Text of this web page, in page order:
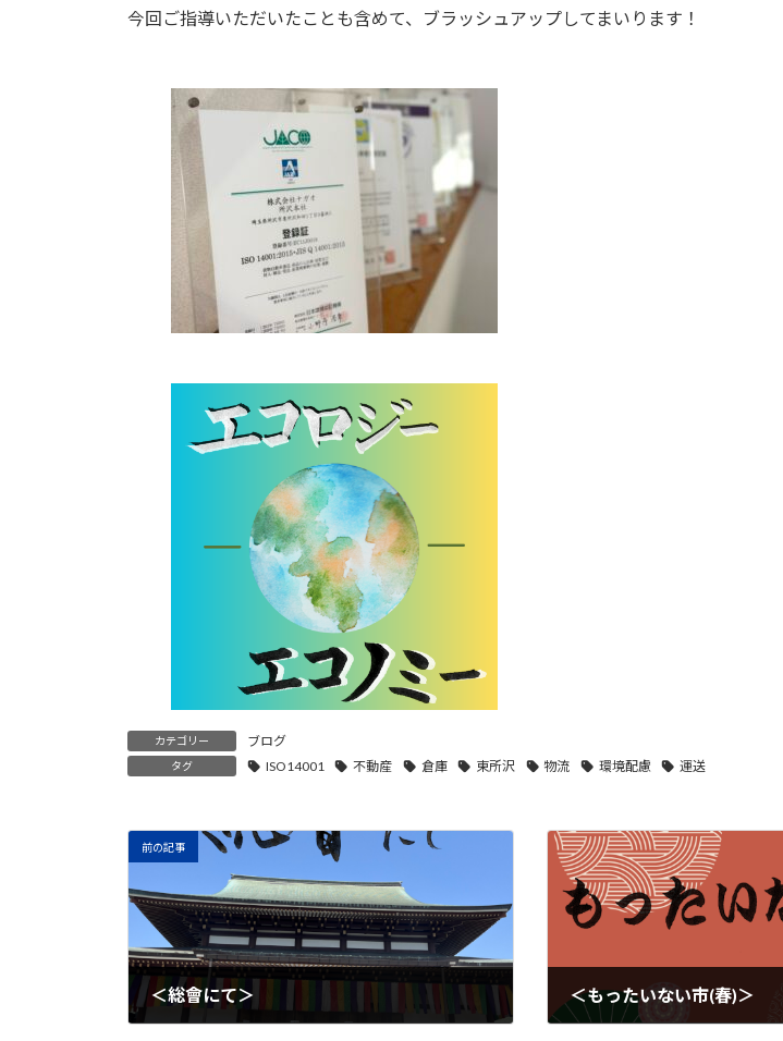
今回ご指導いただいたことも含めて、ブラッシュアップしてまいります！
カテゴリー ブログ
タグ ISO14001 不動産 倉庫 東所沢 物流 環境配慮 運送
前の記事
＜総會にて＞ ＜もったいない市(春)＞